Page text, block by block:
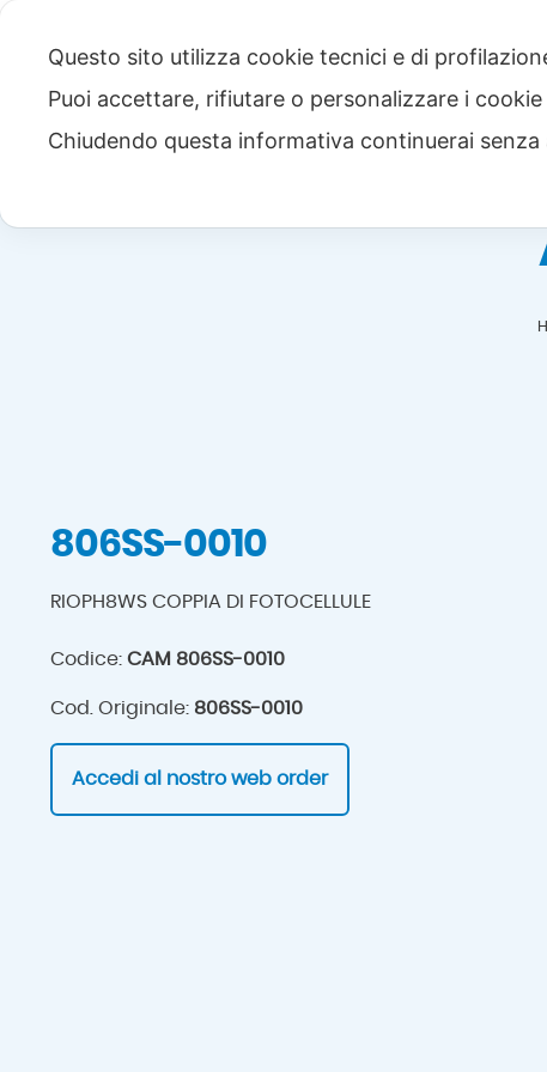
806SS-0010
RIOPH8WS COPPIA DI FOTOCELLULE
Codice: CAM 806SS-0010
Cod. Originale: 806SS-0010
Accedi al nostro web order
Questo sito utilizza cookie tecnici e di
Puoi accettare, rifiutare o personalizzare i
Chiudendo questa informativa continuerai senza